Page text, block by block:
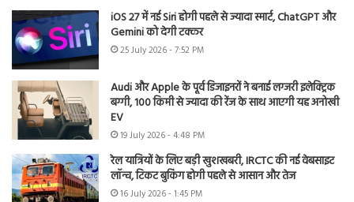
iOS 27 में नई Siri होगी पहले से ज्यादा स्मार्ट, ChatGPT और
Gemini को देगी टक्कर
25 July 2026 - 7:52 PM
Audi और Apple के पूर्व डिजाइनरों ने बनाई लग्जरी इलेक्ट्रिक
बग्गी, 100 किमी से ज्यादा की रेंज के साथ आएगी यह अनोखी
EV
19 July 2026 - 4:48 PM
रेल यात्रियों के लिए बड़ी खुशखबरी, IRCTC की नई वेबसाइट
लॉन्च, टिकट बुकिंग होगी पहले से आसान और तेज
16 July 2026 - 1:45 PM